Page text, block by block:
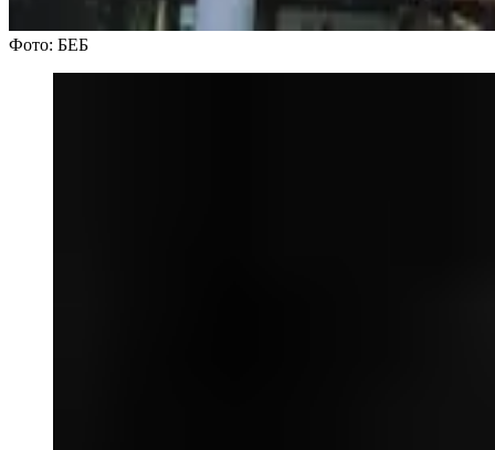
Фото: БЕБ